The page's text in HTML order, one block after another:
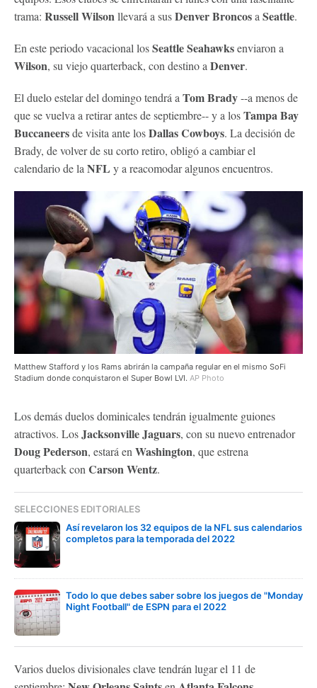
trama: Russell Wilsonllevará a susDenver Broncosa Seattle.
En este periodo vacacional losSeattle Seahawksenviaron a
Wilson, su viejo quarterback, con destino a Denver.
El duelo estelar del domingo tendrá a Tom Brady--a menos de
que se vuelva a retirar antes de septiembre-- y a losTampa Bay
Buccaneersde visita ante losDallas Cowboys. La decisión de
Brady, de volver de su corto retiro, obligó a cambiar el
calendario de la NFL y a reacomodar algunos encuentros.
Matthew Stafford y los Rams abrirán la campaña regular en el mismo SoFi
Stadium donde conquistaron el Super Bowl LVI. AP Photo
Los demás duelos dominicales tendrán igualmente guiones
atractivos. LosJacksonville Jaguars, con su nuevo entrenador
Doug Pederson, estará en Washington, que estrena
quarterback con Carson Wentz.
SELECCIONES EDITORIALES
Así revelaron los 32 equipos de la NFL sus calendarios
completos para la temporada del 2022
Todo lo que debes saber sobre los juegos de "Monday
Night Football" de ESPN para el 2022
Varios duelos divisionales clave tendrán lugar el 11 de